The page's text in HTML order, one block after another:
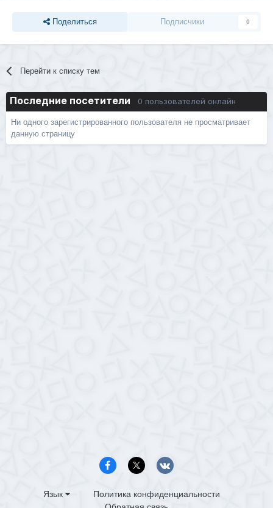
Поделиться Подписчики 0
Перейти к списку тем
Последние посетители 0 пользователей онлайн
Ни одного зарегистрированного пользователя не просматривает
данную страницу
Язык
Политика конфиденциальности